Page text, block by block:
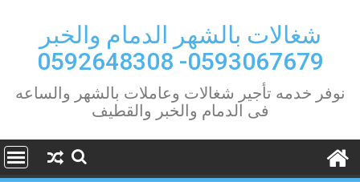
contentشغالات بالشهر الدمام والخبر
0593067679- 0592648308
نوفر خدمه تأجير شغالات وعاملات بالشهر والساعه
فى الدمام والخبر والقطيف